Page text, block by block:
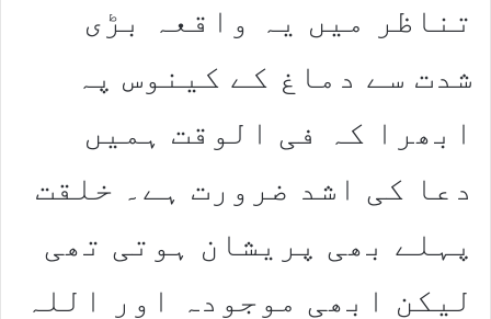
تناظر میں یہ واقعہ بڑی
شدت سے دماغ کے کینوس پہ
ابھرا کہ فی الوقت ہمیں
دعا کی اشد ضرورت ہے۔ خلقت
پہلے بھی پریشان ہوتی تھی
لیکن ابھی موجودہ اور اللہ